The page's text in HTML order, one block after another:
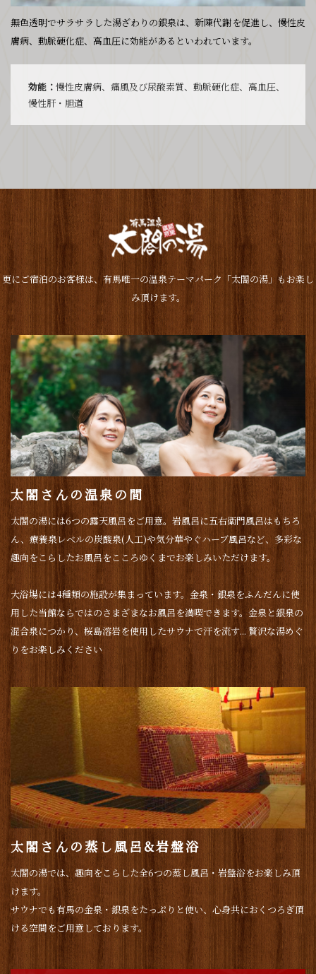
無色透明でサラサラした湯ざわりの銀泉は、新陳代謝を促進し、慢性皮
膚病、動脈硬化症、高血圧に効能があるといわれています。
効能： 慢性皮膚病、痛風及び尿酸素質、動脈硬化症、高血圧、
慢性肝・胆道
更にご宿泊のお客様は、有馬唯一の温泉テーマパーク「太閤の湯」もお楽し
み頂けます。
太閤さんの温泉の間
太閤の湯には6つの露天風呂をご用意。岩風呂に五右衛門風呂はもちろ
ん、療養泉レベルの炭酸泉(人工)や気分華やぐハーブ風呂など、多彩な
趣向をこらしたお風呂をこころゆくまでお楽しみいただけます。
大浴場には4種類の施設が集まっています。金泉・銀泉をふんだんに使
用した当館ならではのさまざまなお風呂を満喫できます。金泉と銀泉の
混合泉につかり、桜島溶岩を使用したサウナで汗を流す... 贅沢な湯めぐ
りをお楽しみください
太閤さんの蒸し風呂&岩盤浴
太閤の湯では、趣向をこらした全6つの蒸し風呂・岩盤浴をお楽しみ頂
けます。
サウナでも有馬の金泉・銀泉をたっぷりと使い、心身共におくつろぎ頂
ける空間をご用意しております。